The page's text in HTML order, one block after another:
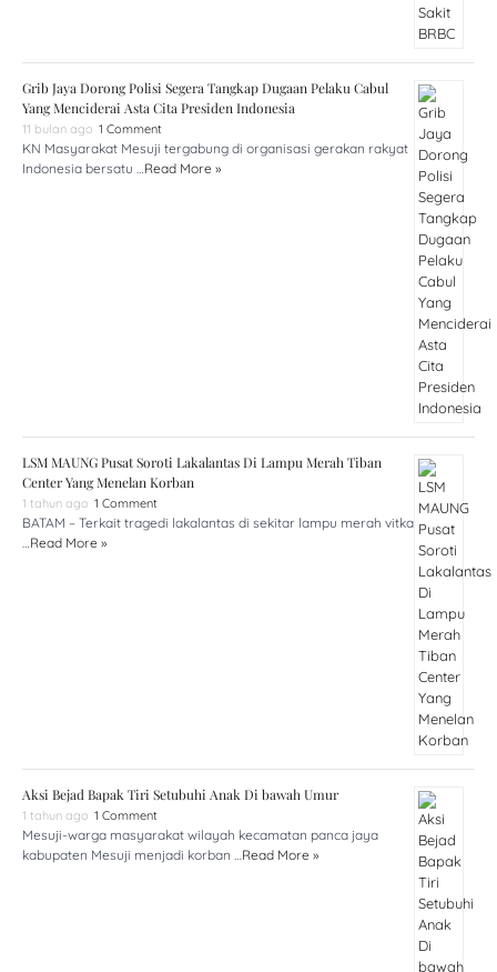
Grib Jaya Dorong Polisi Segera Tangkap Dugaan Pelaku Cabul
Yang Menciderai Asta Cita Presiden Indonesia
11 bulan ago 1 Comment
KN Masyarakat Mesuji tergabung di organisasi gerakan rakyat
Indonesia bersatu … Read More »
LSM MAUNG Pusat Soroti Lakalantas Di Lampu Merah Tiban
Center Yang Menelan Korban
1 tahun ago 1 Comment
BATAM – Terkait tragedi lakalantas di sekitar lampu merah vitka
Read More »
Aksi Bejad Bapak Tiri Setubuhi Anak Di bawah Umur
1 tahun ago 1 Comment
Mesuji-warga masyarakat wilayah kecamatan panca jaya
kabupaten Mesuji menjadi korban … Read More »